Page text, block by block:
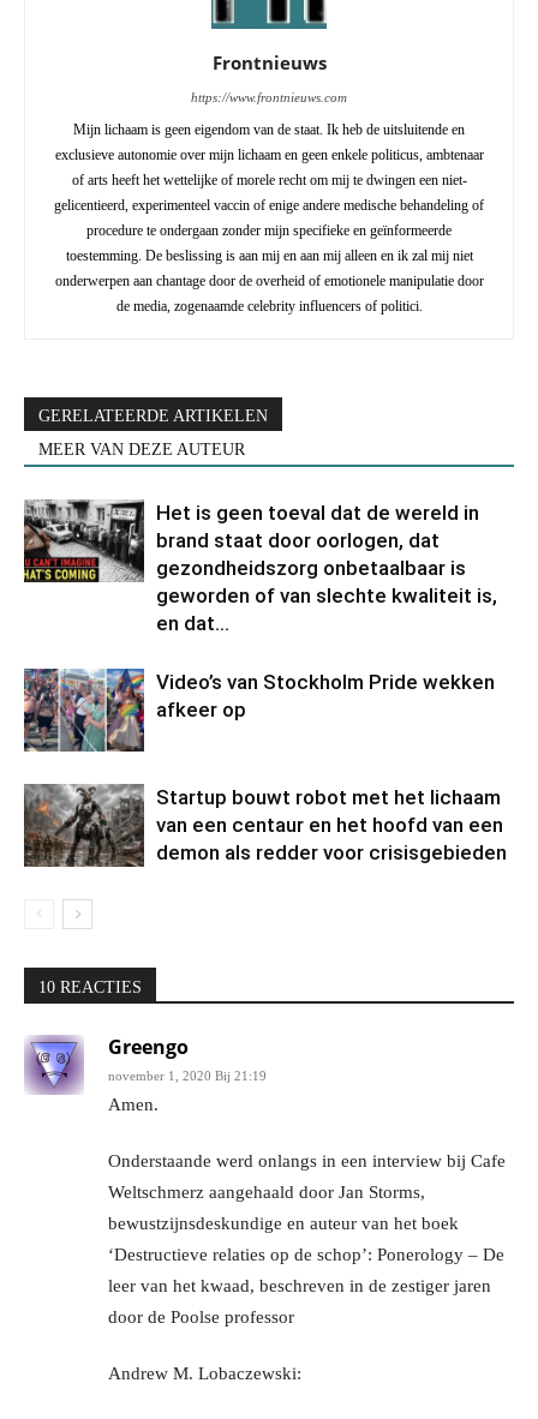
Frontnieuws
https://www.frontnieuws.com
Mijn lichaam is geen eigendom van de staat. Ik heb de uitsluitende en
exclusieve autonomie over mijn lichaam en geen enkele politicus, ambtenaar
of arts heeft het wettelijke of morele recht om mij te dwingen een niet-
gelicentieerd, experimenteel vaccin of enige andere medische behandeling of
procedure te ondergaan zonder mijn specifieke en geïnformeerde
toestemming. De beslissing is aan mij en aan mij alleen en ik zal mij niet
onderwerpen aan chantage door de overheid of emotionele manipulatie door
de media, zogenaamde celebrity influencers of politici.
GERELATEERDE ARTIKELEN
MEER VAN DEZE AUTEUR
Het is geen toeval dat de wereld in
brand staat door oorlogen, dat
gezondheidszorg onbetaalbaar is
geworden of van slechte kwaliteit is,
en dat...
Video’s van Stockholm Pride wekken
afkeer op
Startup bouwt robot met het lichaam
van een centaur en het hoofd van een
demon als redder voor crisisgebieden
10 REACTIES
Greengo
november 1, 2020 Bij 21:19
Amen.
Onderstaande werd onlangs in een interview bij Cafe
Weltschmerz aangehaald door Jan Storms,
bewustzijnsdeskundige en auteur van het boek
‘Destructieve relaties op de schop’: Ponerology – De
leer van het kwaad, beschreven in de zestiger jaren
door de Poolse professor
Andrew M. Lobaczewski: